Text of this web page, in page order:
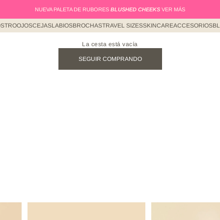
NUEVA PALETA DE RUBORES BLUSHED CHEEKS VER MÁS
OJOSCEJASLABIOSBROCHASTRAVEL SIZESSKINCAREACCESORIOS
La cesta está vacía
SEGUIR COMPRANDO